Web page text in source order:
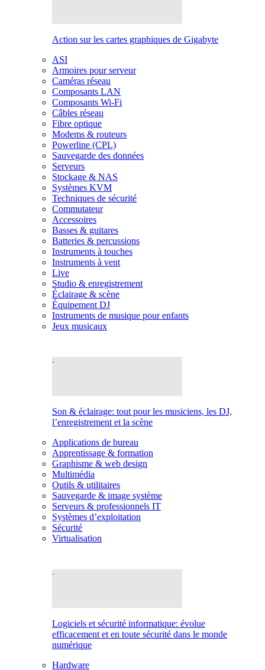
Action sur les cartes graphiques de Gigabyte
ASI
Armoires pour serveur
Caméras réseau
Composants LAN
Composants Wi-Fi
Câbles réseau
Fibre optique
Modems & routeurs
Powerline (CPL)
Sauvegarde des données
Serveurs
Stockage & NAS
Systèmes KVM
Techniques de sécurité
Commutateur
Accessoires
Basses & guitares
Batteries & percussions
Instruments à touches
Instruments à vent
Live
Studio & enregistrement
Éclairage & scène
Équipement DJ
Instruments de musique pour enfants
Jeux musicaux
Son & éclairage: tout pour les musiciens, les DJ,
l’enregistrement et la scène
Applications de bureau
Apprentissage & formation
Graphisme & web design
Multimédia
Outils & utilitaires
Sauvegarde & image système
Serveurs & professionnels IT
Systèmes d’exploitation
Sécurité
Virtualisation
Logiciels et sécurité informatique: évolue
efficacement et en toute sécurité dans le monde
numérique
Hardware